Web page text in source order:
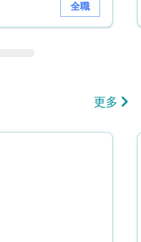
全職
更多